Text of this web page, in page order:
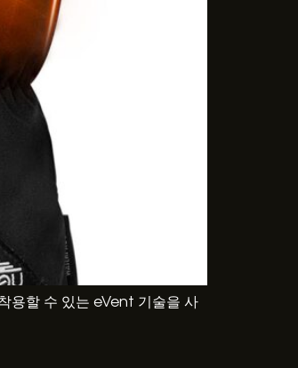
용할 수 있는 eVent 기술을 사